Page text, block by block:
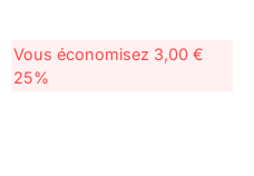
Vous économisez 3,00 €
25%